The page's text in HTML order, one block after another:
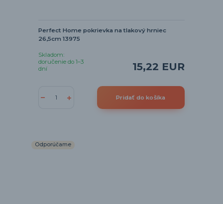
Perfect Home pokrievka na tlakový hrniec
26,5cm 13975
15,22 EUR
Skladom:
doručenie do 1–3
dní
Pridať do košíka
Odporúčame